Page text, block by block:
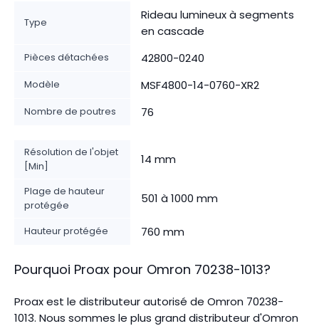
Type
Rideau lumineux à segments
en cascade
Pièces détachées 42800-0240
Modèle MSF4800-14-0760-XR2
Nombre de poutres 76
Résolution de l'objet
[Min]
14 mm
Plage de hauteur
protégée
501 à 1000 mm
Hauteur protégée 760 mm
Pourquoi Proax pour Omron 70238-1013?
Proax est le distributeur autorisé de Omron 70238-
1013. Nous sommes le plus grand distributeur d'Omron